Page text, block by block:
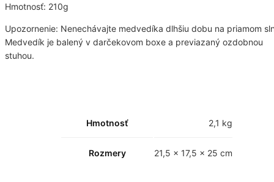
Hmotnosť: 210g
Upozornenie: Nenechávajte medvedíka dlhšiu dobu na priamom
Medvedík je balený v darčekovom boxe a previazaný ozdobnou
stuhou.
Hmotnosť 2,1 kg
Rozmery 21,5 × 17,5 × 25 cm